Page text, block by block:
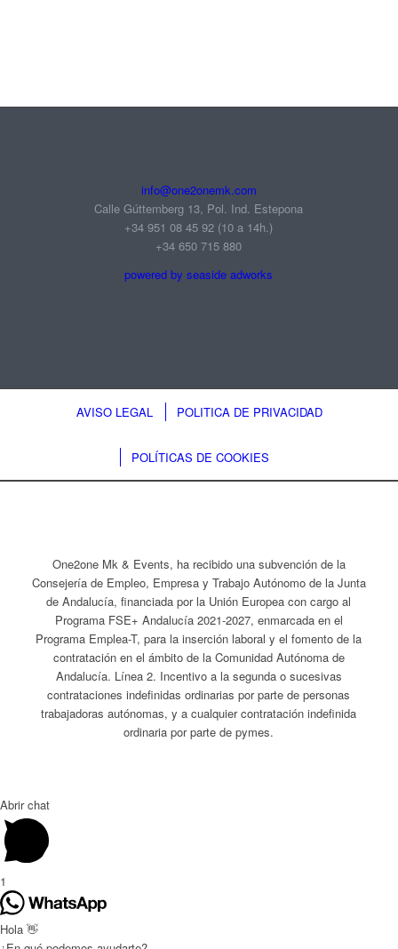
info@one2onemk.com
Calle Gúttemberg 13, Pol. Ind. Estepona
+34 951 08 45 92‬ (10 a 14h.)
+34 650 715 880
powered by seaside adworks
AVISO LEGAL POLITICA DE PRIVACIDAD
POLÍTICAS DE COOKIES
One2one Mk & Events, ha recibido una subvención de la
Consejería de Empleo, Empresa y Trabajo Autónomo de la Junta
de Andalucía, financiada por la Unión Europea con cargo al
Programa FSE+ Andalucía 2021-2027, enmarcada en el
Programa Emplea-T, para la inserción laboral y el fomento de la
contratación en el ámbito de la Comunidad Autónoma de
Andalucía. Línea 2. Incentivo a la segunda o sucesivas
contrataciones indefinidas ordinarias por parte de personas
trabajadoras autónomas, y a cualquier contratación indefinida
ordinaria por parte de pymes.
Abrir chat
1
Hola 👋